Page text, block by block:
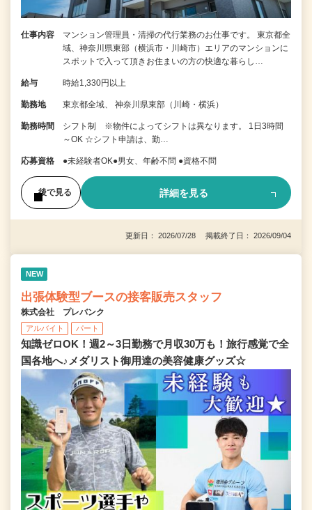
仕事内容
マンション管理員・清掃の代行業務のお仕事です。 東京都全
域、神奈川県東部（横浜市・川崎市）エリアのマンションに
スポットで入って頂きお住まいの方の快適な暮らし…
給与 時給1,330円以上
勤務地 東京都全域、 神奈川県東部（川崎・横浜）
勤務時間
シフト制 ※物件によってシフトは異なります。 1日3時間
～OK ☆シフト申請は、勤…
応募資格 ●未経験者OK●男女、年齢不問 ●資格不問
後で見る 詳細を見る
更新日： 2026/07/28 掲載終了日： 2026/09/04
NEW
出張体験型ブースの接客販売スタッフ
株式会社 プレバンク
アルバイト パート
知識ゼロOK！週2～3日勤務で月収30万も！旅行感覚で全
国各地へ♪メダリスト御用達の美容健康グッズ☆